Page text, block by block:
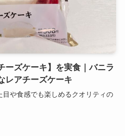
ーズケーキ】を実食｜バニラ
レアチーズケーキ
や食感でも楽しめるクオリティの